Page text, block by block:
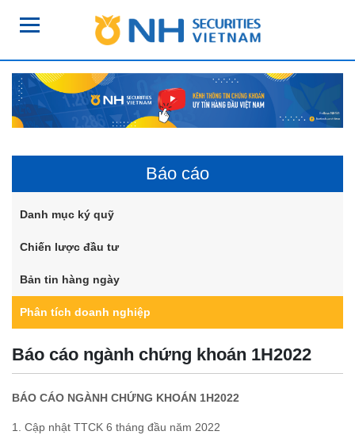
Báo cáo
Danh mục ký quỹ
Chiến lược đầu tư
Bản tin hàng ngày
Phân tích doanh nghiệp
Báo cáo ngành chứng khoán 1H2022
BÁO CÁO NGÀNH CHỨNG KHOÁN 1H2022
1. Cập nhật TTCK 6 tháng đầu năm 2022